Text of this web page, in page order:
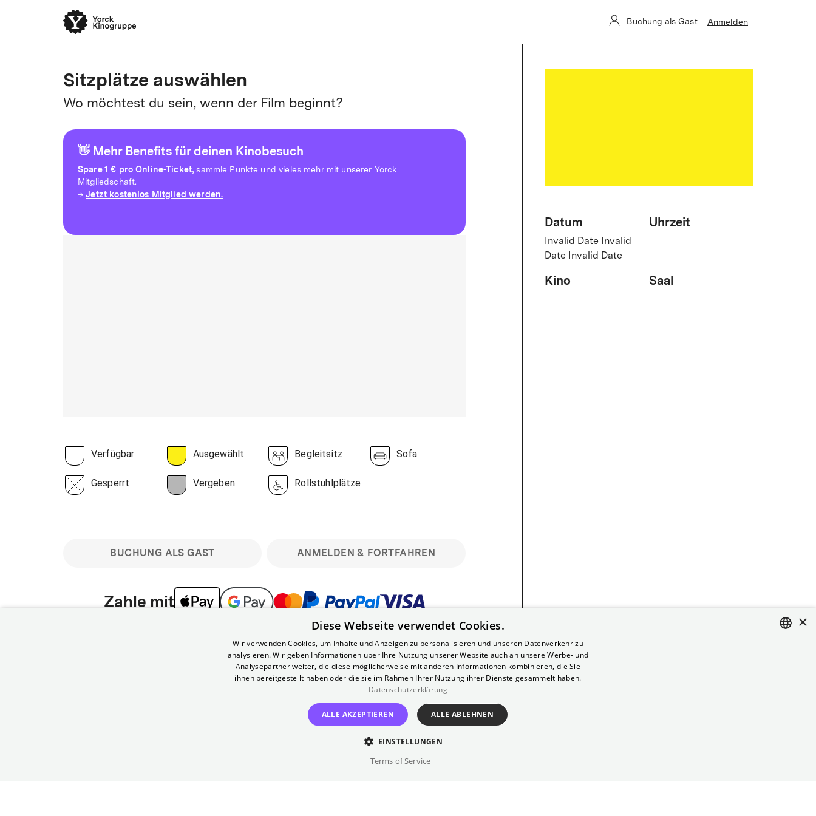
Buchung als Gast Anmelden
Sitzplätze auswählen
Wo möchtest du sein, wenn der Film beginnt?
👋 Mehr Benefits für deinen Kinobesuch
Spare1 € pro Online-Ticket, sammle Punkte und vieles mehr mit unserer Yorck
Mitgliedschaft.
→Jetzt kostenlos Mitglied werden.
Verfügbar Ausgewählt Begleitsitz Sofa
Gesperrt Vergeben Rollstuhlplätze
BUCHUNG ALS GAST ANMELDEN & FORTFAHREN
Zahle mit
Bitte beachte: Gastbuchungen sind nicht stornierbar. Registriere dich kostenlos für bis zu 90
min vor Filmbeginn stornierbare Tickets für reguläre Vorstellungen. Unlimited-Mitglied?
Melde dich an, um deine Benefits nutzen zu können.
Nur sofern du die Buchung angemeldet mit einem kostenlosen Yorck-Mitgliedskonto
Datum
Invalid Date Invalid
Date Invalid Date
Uhrzeit
Kino Saal
×
Diese Webseite verwendet Cookies.
Wir verwenden Cookies, um Inhalte und Anzeigen zu personalisieren und unseren Datenverkehr zu
analysieren. Wir geben Informationen über Ihre Nutzung unserer Website auch an unsere Werbe- und
Analysepartner weiter, die diese möglicherweise mit anderen Informationen kombinieren, die Sie
ihnen bereitgestellt haben oder die sie im Rahmen Ihrer Nutzung ihrer Dienste gesammelt haben.
Datenschutzerklärung
ALLE AKZEPTIEREN ALLE ABLEHNEN
EINSTELLUNGEN
Terms of Service